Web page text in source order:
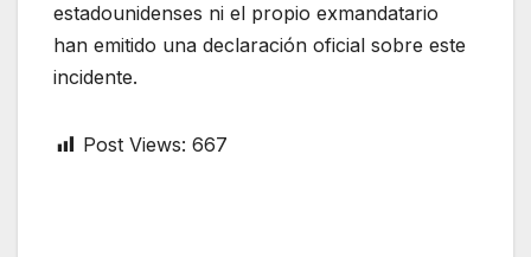
estadounidenses ni el propio exmandatario
han emitido una declaración oficial sobre este
incidente.
Post Views: 667